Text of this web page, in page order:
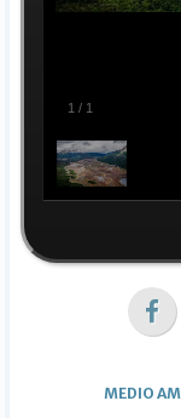
1 / 1
MEDIO